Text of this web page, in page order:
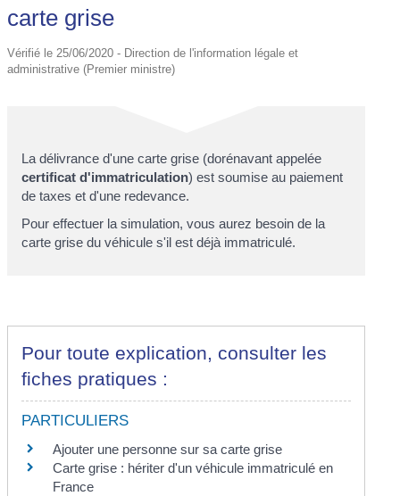
carte grise
Vérifié le 25/06/2020 - Direction de l'information légale et
administrative (Premier ministre)
La délivrance d'une carte grise (dorénavant appelée
certificat d'immatriculation) est soumise au paiement
de taxes et d'une redevance.
Pour effectuer la simulation, vous aurez besoin de la
carte grise du véhicule s'il est déjà immatriculé.
Pour toute explication, consulter les
fiches pratiques :
PARTICULIERS
Ajouter une personne sur sa carte grise
Carte grise : hériter d'un véhicule immatriculé en
France